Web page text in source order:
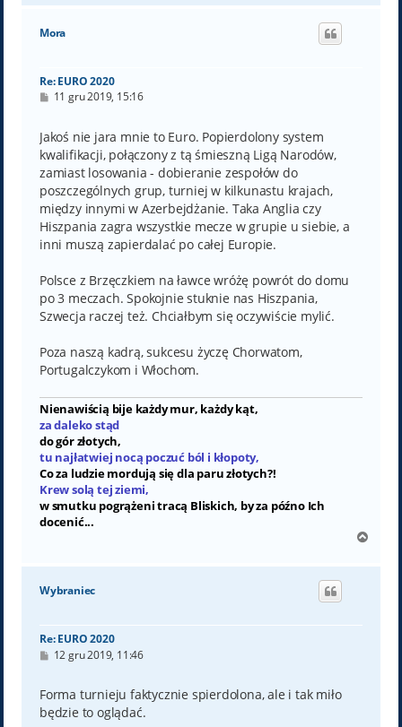
g
Mora
Re: EURO 2020
P
t
11 gru 2019, 15:16
Jakoś nie jara mnie to Euro. Popierdolony system
kwalifikacji, połączony z tą śmieszną Ligą Narodów,
zamiast losowania - dobieranie zespołów do
poszczególnych grup, turniej w kilkunastu krajach,
między innymi w Azerbejdżanie. Taka Anglia czy
Hiszpania zagra wszystkie mecze w grupie u siebie, a
inni muszą zapierdalać po całej Europie.
Polsce z Brzęczkiem na ławce wróżę powrót do domu
po 3 meczach. Spokojnie stuknie nas Hiszpania,
Szwecja raczej też. Chciałbym się oczywiście mylić.
Poza naszą kadrą, sukcesu życzę Chorwatom,
Portugalczykom i Włochom.
Nienawiścią bije każdy mur, każdy kąt,
za daleko stąd
do gór złotych,
tu najłatwiej nocą poczuć ból i kłopoty,
Co za ludzie mordują się dla paru złotych?!
Krew solą tej ziemi,
w smutku pogrążeni tracą Bliskich, by za późno Ich
docenić...
g
Wybraniec
Re: EURO 2020
P
t
12 gru 2019, 11:46
Forma turnieju faktycznie spierdolona, ale i tak miło
będzie to oglądać.